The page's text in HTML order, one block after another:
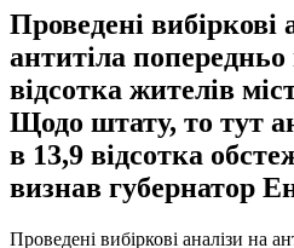
Проведені вибіркові
антитіла
відсотка жителів
Щодо штату, то тут
в 13,9 відсотка
визнав губернатор
Проведені вибіркові аналізи на